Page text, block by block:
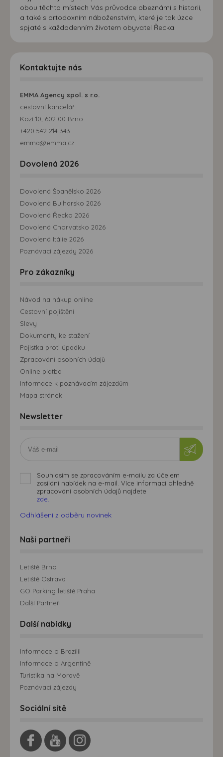
obou těchto místech Vás průvodce obeznámí s historií,
a také s ortodoxním náboženstvím, které je tak úzce
spjaté s každodenním životem obyvatel Řecka.
Kontaktujte nás
EMMA Agency spol. s r.o.
cestovní kancelář
Kozí 10, 602 00 Brno
+420 542 214 343
emma@emma.cz
Dovolená 2026
Dovolená Španělsko 2026
Dovolená Bulharsko 2026
Dovolená Řecko 2026
Dovolená Chorvatsko 2026
Dovolená Itálie 2026
Poznávací zájezdy 2026
Pro zákazníky
Návod na nákup online
Cestovní pojištění
Slevy
Dokumenty ke stažení
Pojistka proti úpadku
Zpracování osobních údajů
Online platba
Informace k poznávacím zájezdům
Mapa stránek
Newsletter
Souhlasím se zpracováním e-mailu za účelem
zasílání nabídek na e-mail. Více informací ohledně
zpracování osobních údajů najdete
zde.
Odhlášení z odběru novinek
Naši partneři
Letiště Brno
Letiště Ostrava
GO Parking letiště Praha
Další Partneři
Další nabídky
Informace o Brazílii
Informace o Argentině
Turistika na Moravě
Poznávací zájezdy
Sociální sítě